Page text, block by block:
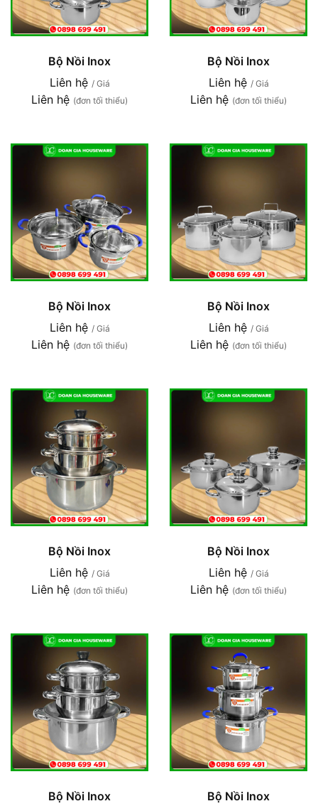
Bộ Nồi Inox
Liên hệ / Giá
Liên hệ (đơn tối thiểu)
Bộ Nồi Inox
Liên hệ / Giá
Liên hệ (đơn tối thiểu)
Bộ Nồi Inox
Liên hệ / Giá
Liên hệ (đơn tối thiểu)
Bộ Nồi Inox
Liên hệ / Giá
Liên hệ (đơn tối thiểu)
Bộ Nồi Inox
Liên hệ / Giá
Liên hệ (đơn tối thiểu)
Bộ Nồi Inox
Liên hệ / Giá
Liên hệ (đơn tối thiểu)
Bộ Nồi Inox Bộ Nồi Inox